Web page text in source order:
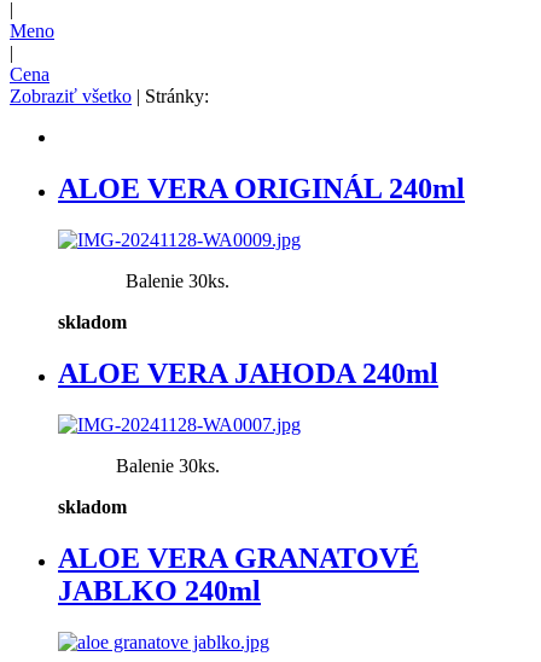
Meno
Cena
Zobraziť všetko | Stránky:
ALOE VERA ORIGINÁL 240ml
Balenie 30ks.
skladom
ALOE VERA JAHODA 240ml
Balenie 30ks.
skladom
ALOE VERA GRANATOVÉ
JABLKO 240ml